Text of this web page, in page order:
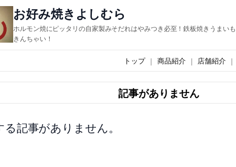
お好み焼きよしむら
ホルモン焼にピッタリの自家製みそだれはやみつき必至！鉄板焼きうまい
きんちゃい！
トップ 商品紹介 店舗紹介
記事がありません
る記事がありません。